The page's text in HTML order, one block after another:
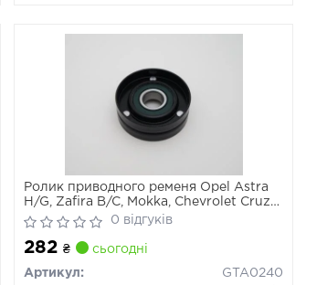
Ролик приводного ременя Opel Astra
H/G, Zafira B/C, Mokka, Chevrolet Cruze
1.6-1.8 03- (вир-во GMB)
0 відгуків
282₴ сьогодні
Артикул:
GTA0240